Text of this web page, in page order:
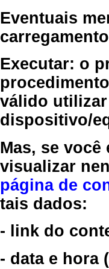
Eventuais
Executar: o
válido
dispositivo/
Mas, se
visualizar
página de
tais dados:
- link do
- data e hora